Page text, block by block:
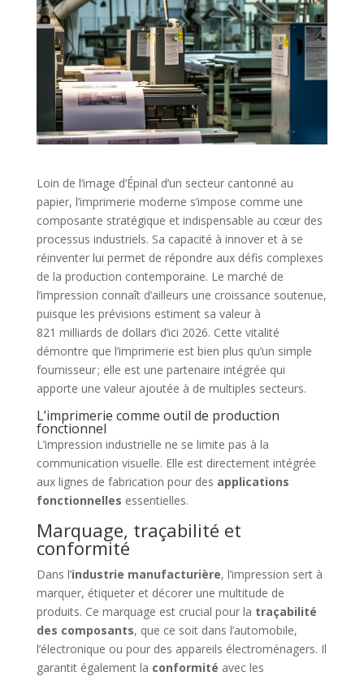
Loin de l’image d’Épinal d’un secteur cantonné au
papier, l’imprimerie moderne s’impose comme une
composante stratégique et indispensable au cœur des
processus industriels. Sa capacité à innover et à se
réinventer lui permet de répondre aux défis complexes
de la production contemporaine. Le marché de
l’impression connaît d’ailleurs une croissance soutenue,
puisque les prévisions estiment sa valeur à
821 milliards de dollars d’ici 2026. Cette vitalité
démontre que l’imprimerie est bien plus qu’un simple
fournisseur ; elle est une partenaire intégrée qui
apporte une valeur ajoutée à de multiples secteurs.
L’imprimerie comme outil de production
fonctionnel
L’impression industrielle ne se limite pas à la
communication visuelle. Elle est directement intégrée
aux lignes de fabrication pour des applications
fonctionnelles essentielles.
Marquage, traçabilité et
conformité
Dans l’industrie manufacturière, l’impression sert à
marquer, étiqueter et décorer une multitude de
produits. Ce marquage est crucial pour la traçabilité
des composants, que ce soit dans l’automobile,
l’électronique ou pour des appareils électroménagers. Il
garantit également la conformité avec les